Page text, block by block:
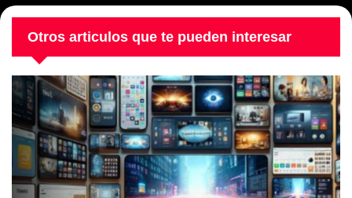
Otros articulos que te pueden interesar